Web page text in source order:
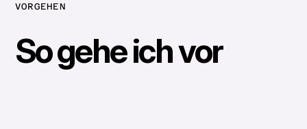
VORGEHEN
So gehe ich vor